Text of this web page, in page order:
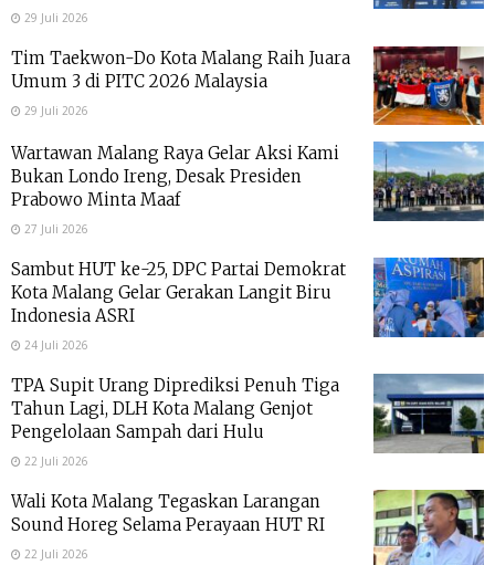
29 Juli 2026
Tim Taekwon-Do Kota Malang Raih Juara
Umum 3 di PITC 2026 Malaysia
29 Juli 2026
Wartawan Malang Raya Gelar Aksi Kami
Bukan Londo Ireng, Desak Presiden
Prabowo Minta Maaf
27 Juli 2026
Sambut HUT ke-25, DPC Partai Demokrat
Kota Malang Gelar Gerakan Langit Biru
Indonesia ASRI
24 Juli 2026
TPA Supit Urang Diprediksi Penuh Tiga
Tahun Lagi, DLH Kota Malang Genjot
Pengelolaan Sampah dari Hulu
22 Juli 2026
Wali Kota Malang Tegaskan Larangan
Sound Horeg Selama Perayaan HUT RI
22 Juli 2026